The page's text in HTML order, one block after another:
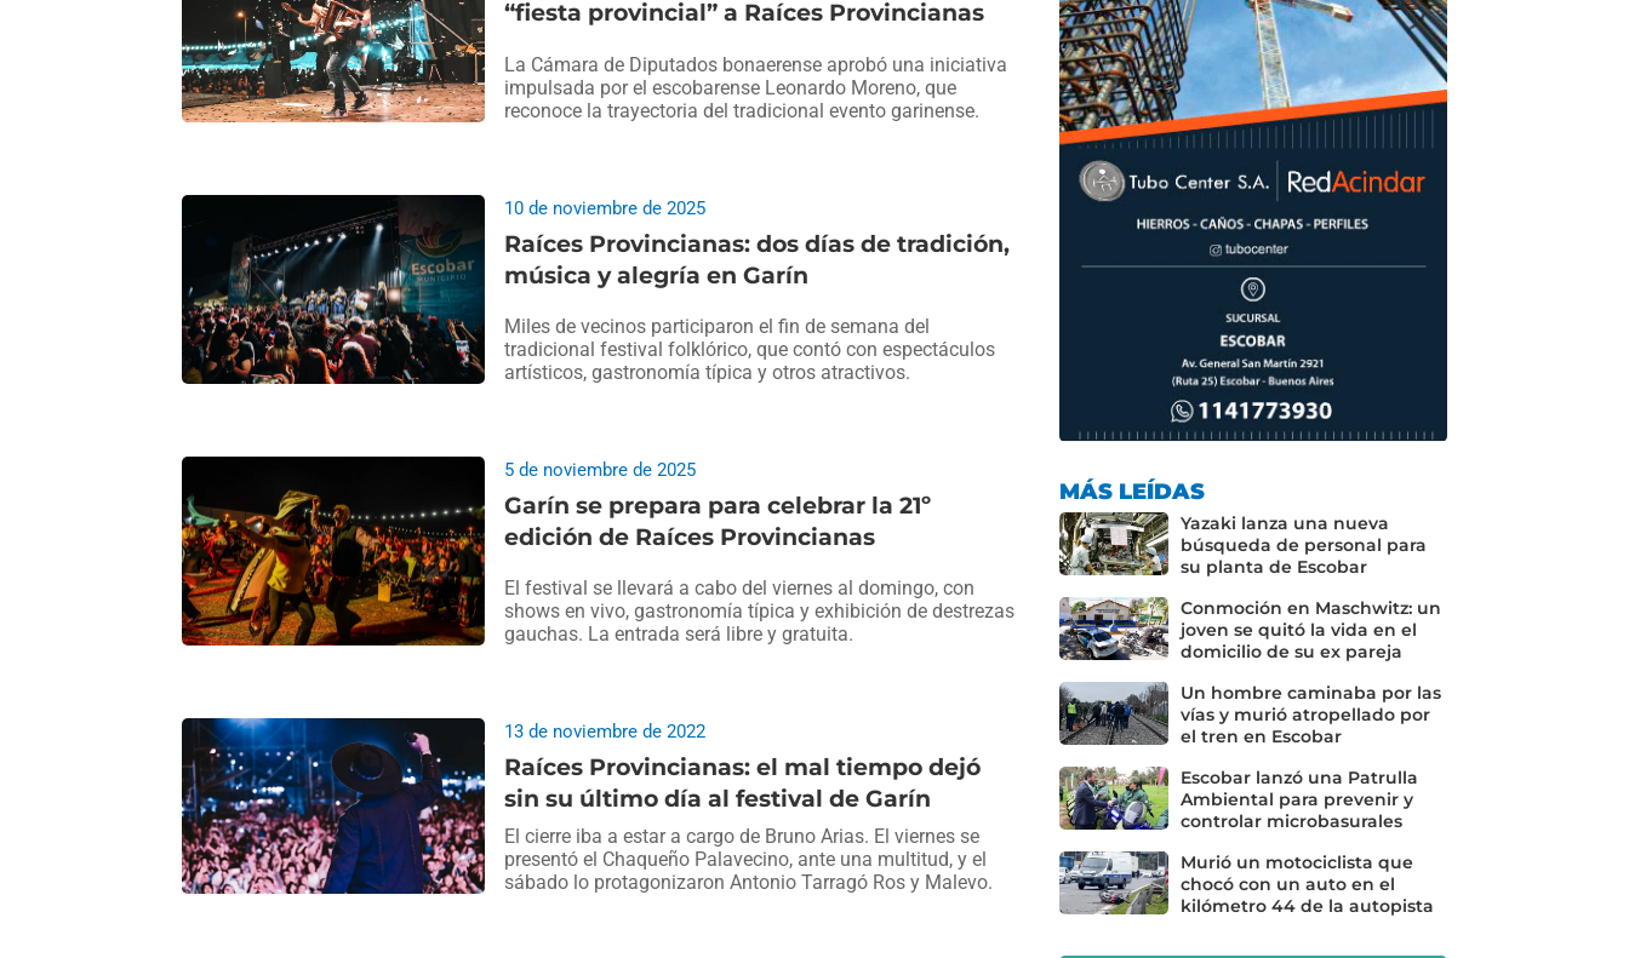
“fiesta provincial” a Raíces Provincianas
La Cámara de Diputados bonaerense aprobó una iniciativa
impulsada por el escobarense Leonardo Moreno, que
reconoce la trayectoria del tradicional evento garinense.
Raíces Provincianas: dos días de tradición,
música y alegría en Garín
10 de noviembre de 2025
Miles de vecinos participaron el fin de semana del
tradicional festival folklórico, que contó con espectáculos
artísticos, gastronomía típica y otros atractivos.
Garín se prepara para celebrar la 21º
edición de Raíces Provincianas
5 de noviembre de 2025
El festival se llevará a cabo del viernes al domingo, con
shows en vivo, gastronomía típica y exhibición de destrezas
gauchas. La entrada será libre y gratuita.
Raíces Provincianas: el mal tiempo dejó
sin su último día al festival de Garín
13 de noviembre de 2022
El cierre iba a estar a cargo de Bruno Arias. El viernes se
presentó el Chaqueño Palavecino, ante una multitud, y el
sábado lo protagonizaron Antonio Tarragó Ros y Malevo.
MÁS LEÍDAS
Yazaki lanza una nueva
búsqueda de personal para
su planta de Escobar
Conmoción en Maschwitz: un
joven se quitó la vida en el
domicilio de su ex pareja
Un hombre caminaba por las
vías y murió atropellado por
el tren en Escobar
Escobar lanzó una Patrulla
Ambiental para prevenir y
controlar microbasurales
Murió un motociclista que
chocó con un auto en el
kilómetro 44 de la autopista